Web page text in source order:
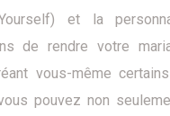
et la
de rendre votre
vous-même
pouvez non